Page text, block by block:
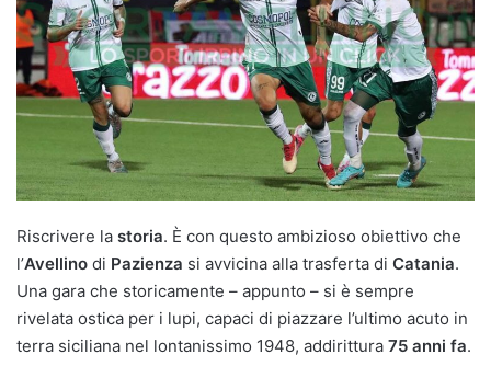
Riscrivere la storia. È con questo ambizioso obiettivo che
l’Avellino di Pazienza si avvicina alla trasferta di Catania.
Una gara che storicamente – appunto – si è sempre
rivelata ostica per i lupi, capaci di piazzare l’ultimo acuto in
terra siciliana nel lontanissimo 1948, addirittura 75 anni fa.